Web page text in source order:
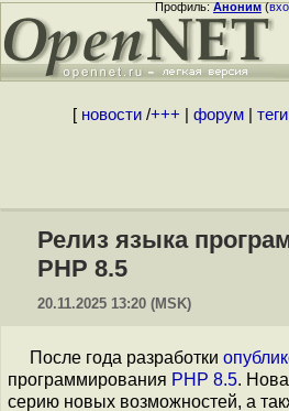
Профиль:Аноним(
[ новости/+++ форум| теги
Релиз языка
PHP 8.5
20.11.2025 13:20 (MSK)
После года разработки
программирования PHP 8.5.
серию новых возможностей, а